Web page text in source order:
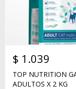
$ 1.039
TOP NUTRITION
ADULTOS X 2 KG